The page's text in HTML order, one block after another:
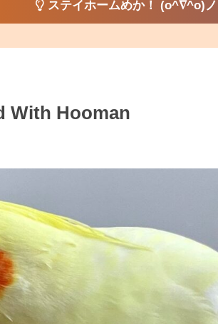
ステイホームめか！ (o^∇^o)ノ
With Hooman